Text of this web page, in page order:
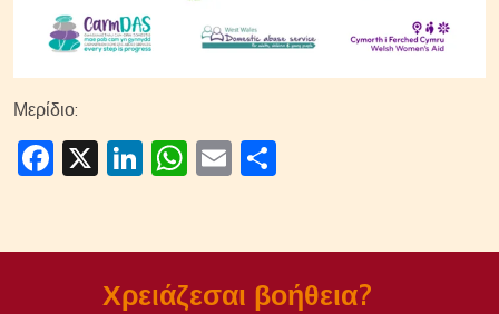
Μερίδιο:
Facebook
X LinkedIn
WhatsApp
Email
Χρειάζεσαι βοήθεια?